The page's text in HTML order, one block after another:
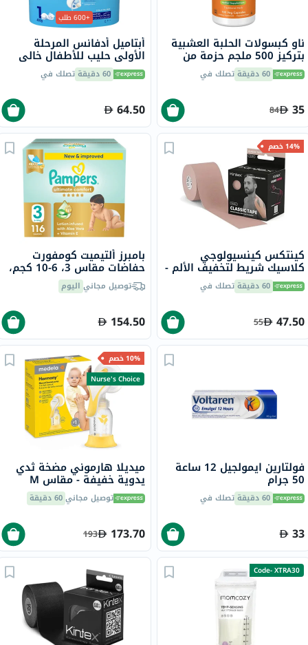
ناو كبسولات الحلبة العشبية
بتركيز 500 ملجم حزمة من
100 60 دقيقة تصلك في
35
84
+600 طلب
أبتاميل أدفانس المرحلة
الأولى حليب للأطفال خالي
من زيت النخيل، من 0 إلى 6
أشهر، 400 جرام60 دقيقة تصلك في
64.50
14% خصم
كينتكس كينسيولوجي
كلاسيك شريط لتخفيف الألم -
لون بيج، مقاس - 5 * 500 سم
60 دقيقة تصلك في
47.50
55
بامبرز ألتيميت كومفورت
حفاضات مقاس 3، 6-10 كجم،
حزمه من 116
توصيل مجاني اليوم
154.50
فولتارين ايمولجيل 12 ساعة
50 جرام
60 دقيقة تصلك في
33
10% خصم
Nurse's Choice
ميديلا هارموني مضخة ثدي
يدوية خفيفة - مقاس M
توصيل مجاني60 دقيقة
173.70
193
Code- XTRA30